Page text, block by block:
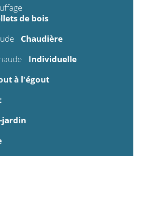
de bois
Chaudière
Individuelle
à l'égout
jardin